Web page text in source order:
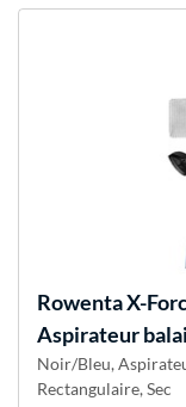
RowentaX-
Aspirateur
Noir/Bleu,
Rectangulaire, Sec